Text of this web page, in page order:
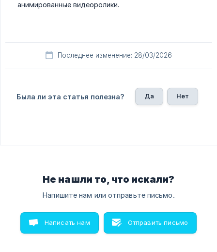
анимированные видеоролики.
Последнее изменение: 28/03/2026
Была ли эта статья полезна? Да Нет
Не нашли то, что искали?
Напишите нам или отправьте письмо.
Написать нам Отправить письмо